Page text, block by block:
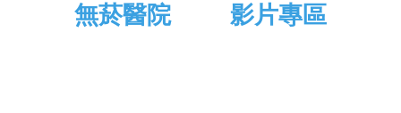
無菸醫院 影片專區